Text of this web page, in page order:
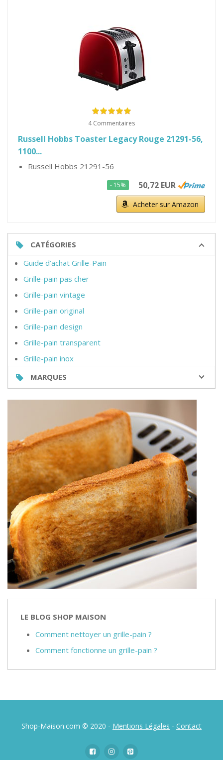
4 Commentaires
Russell Hobbs Toaster Legacy Rouge 21291-56,
1100...
Russell Hobbs 21291-56
- 15% 50,72 EUR
Acheter sur Amazon
CATÉGORIES
Guide d’achat Grille-Pain
Grille-pain pas cher
Grille-pain vintage
Grille-pain original
Grille-pain design
Grille-pain transparent
Grille-pain inox
MARQUES
LE BLOG SHOP MAISON
Comment nettoyer un grille-pain ?
Comment fonctionne un grille-pain ?
Shop-Maison.com © 2020 - Mentions Légales - Contact